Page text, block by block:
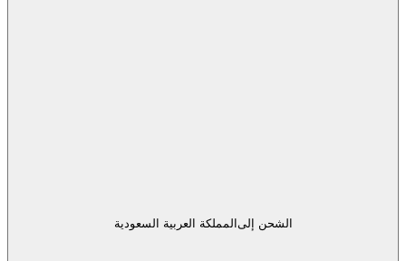
الشحن إلىالمملكة العربية السعودية